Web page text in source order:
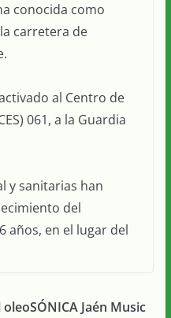
conocida como
carretera de
al Centro de
061, a la Guardia
y sanitarias han
del
años, en el lugar del
Jaén Music